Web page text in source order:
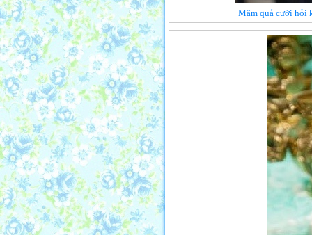
Mâm quả cưới hỏi